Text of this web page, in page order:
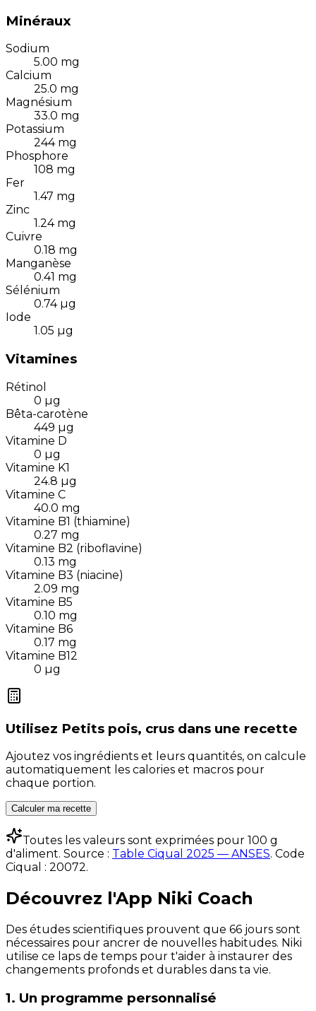
Minéraux
Sodium
5.00 mg
Calcium
25.0 mg
Magnésium
33.0 mg
Potassium
244 mg
Phosphore
108 mg
Fer
1.47 mg
Zinc
1.24 mg
Cuivre
0.18 mg
Manganèse
0.41 mg
Sélénium
0.74 µg
Iode
1.05 µg
Vitamines
Rétinol
0 µg
Bêta-carotène
449 µg
Vitamine D
0 µg
Vitamine K1
24.8 µg
Vitamine C
40.0 mg
Vitamine B1 (thiamine)
0.27 mg
Vitamine B2 (riboflavine)
0.13 mg
Vitamine B3 (niacine)
2.09 mg
Vitamine B5
0.10 mg
Vitamine B6
0.17 mg
Vitamine B12
0 µg
Utilisez Petits pois, crus dans une recette
Ajoutez vos ingrédients et leurs quantités, on calcule
automatiquement les calories et macros pour
chaque portion.
Calculer ma recette
Toutes les valeurs sont exprimées pour 100 g
d'aliment. Source : Table Ciqual 2025 — ANSES. Code
Ciqual : 20072.
Découvrez l'App Niki Coach
Des études scientifiques prouvent que 66 jours sont
nécessaires pour ancrer de nouvelles habitudes. Niki
utilise ce laps de temps pour t'aider à instaurer des
changements profonds et durables dans ta vie.
1. Un programme personnalisé